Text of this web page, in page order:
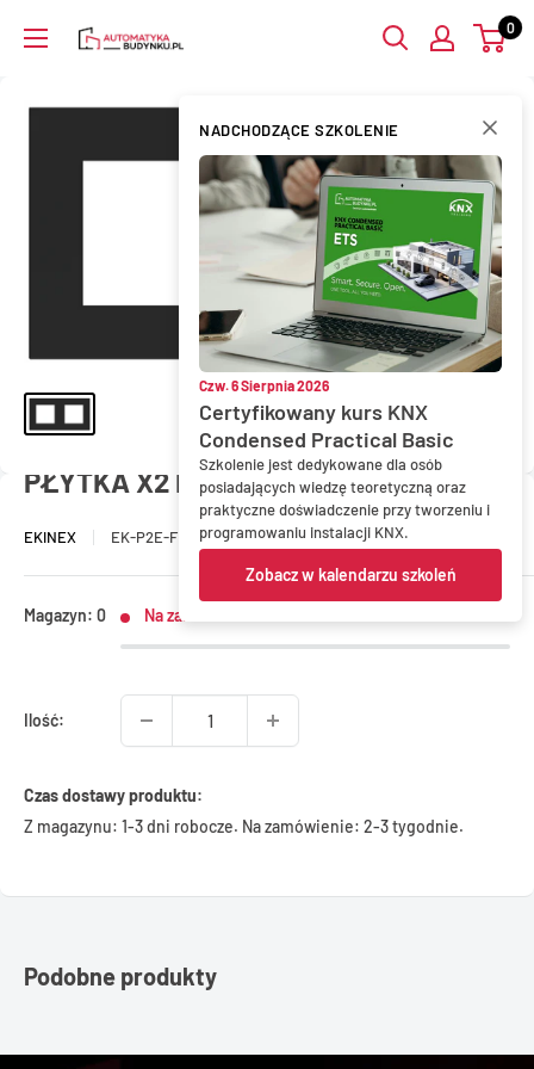
AutomatykaBudynku.pl 0
NADCHODZĄCE SZKOLENIE
Czw. 6 Sierpnia 2026
Certyfikowany kurs KNX
Condensed Practical Basic
Szkolenie jest dedykowane dla osób
posiadających wiedzę teoretyczną oraz
praktyczne doświadczenie przy tworzeniu i
programowaniu instalacji KNX.
Zobacz w kalendarzu szkoleń
PŁYTKA X2 FENIX 45X45 INGO BLACK
EKINEX EK-P2E-FNI
Magazyn: 0 Na zamówienie
Ilość:
Czas dostawy produktu:
Z magazynu: 1-3 dni robocze. Na zamówienie: 2-3 tygodnie.
Podobne produkty